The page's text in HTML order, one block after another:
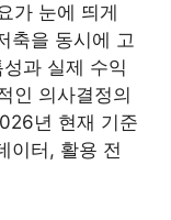
가 눈에 띄게
축을 동시에 고
과 실제 수익
인 의사결정의
년 현재 기준
이터, 활용 전